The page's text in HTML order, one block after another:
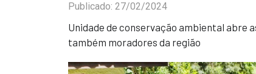
Publicado: 27/02/2024
Unidade de conservação ambiental abre
também moradores da região